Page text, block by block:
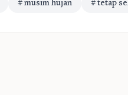
# musim hujan # tetap